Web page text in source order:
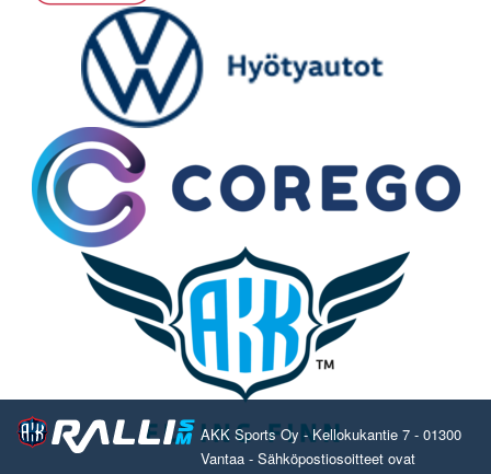
AKK Sports Oy - Kellokukantie 7 - 01300
Vantaa - Sähköpostiosoitteet ovat